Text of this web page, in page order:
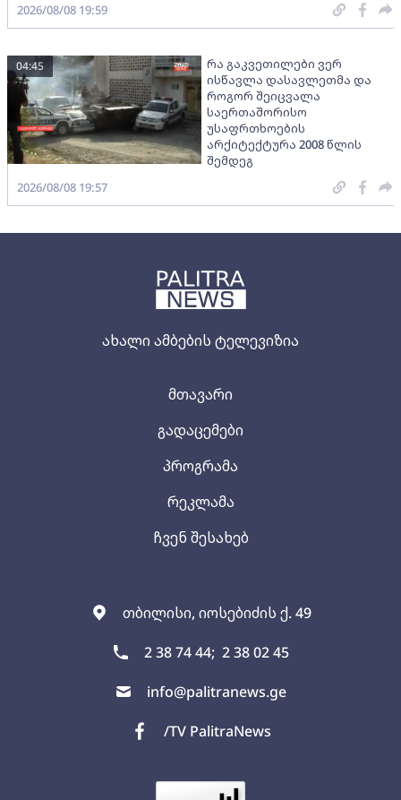
ახალი ამბების ტელევიზია
თბილისი, იოსებიძის ქ. 49
2 38 74 44; 2 38 02 45
info@palitranews.ge
/TV PalitraNews
მთავარი
გადაცემები
პროგრამა
რეკლამა
ჩვენ შესახებ
2026/08/08 19:59
რა გაკვეთილები ვერ
ისწავლა დასავლეთმა და
როგორ შეიცვალა
საერთაშორისო
უსაფრთხოების
არქიტექტურა 2008 წლის
შემდეგ
04:45
2026/08/08 19:57